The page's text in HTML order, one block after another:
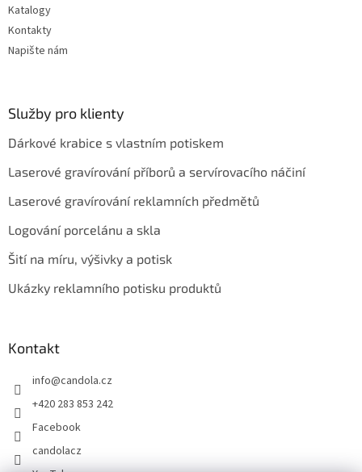
Katalogy
Kontakty
Napište nám
Služby pro klienty
Dárkové krabice s vlastním potiskem
Laserové gravírování příborů a servírovacího náčiní
Laserové gravírování reklamních předmětů
Logování porcelánu a skla
Šití na míru, výšivky a potisk
Ukázky reklamního potisku produktů
Kontakt
info@candola.cz
+420 283 853 242
Facebook
candolacz